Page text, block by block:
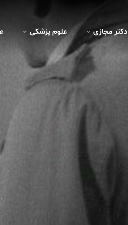
دکتر مجازی علوم پزشکی